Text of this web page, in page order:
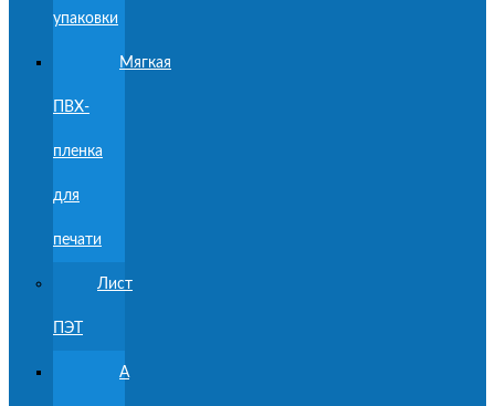
упаковки
Мягкая
ПВХ-
пленка
для
печати
Лист
ПЭТ
A